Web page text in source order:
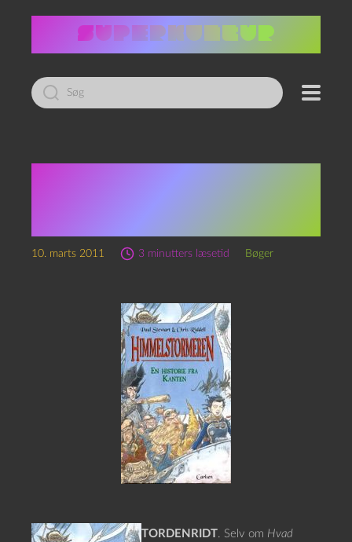
Led
efter:
10. marts 2011 3 minutters læsetid Bøger
TORDENRIDT. Selv om Hvad